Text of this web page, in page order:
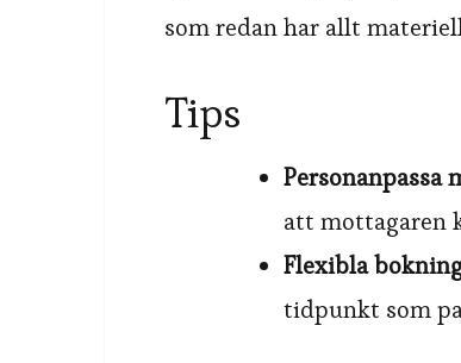
som redan har allt
Tips
Personanpassa
att mottagaren
Flexibla
tidpunkt som